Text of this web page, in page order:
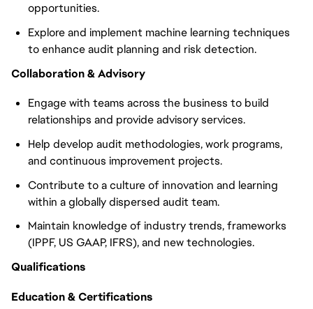
opportunities.
Explore and implement machine learning techniques
to enhance audit planning and risk detection.
Collaboration & Advisory
Engage with teams across the business to build
relationships and provide advisory services.
Help develop audit methodologies, work programs,
and continuous improvement projects.
Contribute to a culture of innovation and learning
within a globally dispersed audit team.
Maintain knowledge of industry trends, frameworks
(IPPF, US GAAP, IFRS), and new technologies.
Qualifications
Education & Certifications